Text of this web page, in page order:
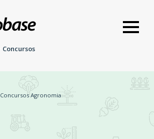
Concursos
Concursos Agronomia